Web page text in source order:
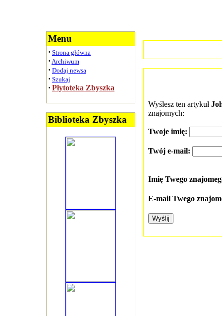
Menu
· Strona główna
· Archiwum
· Dodaj newsa
· Szukaj
· Płytoteka Zbyszka
Biblioteka Zbyszka
Wyślesz ten artykuł
znajomych:
Twoje imię:
Twój e-mail:
Imię Twego
E-mail Twego